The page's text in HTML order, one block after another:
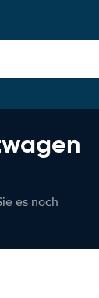
es noch